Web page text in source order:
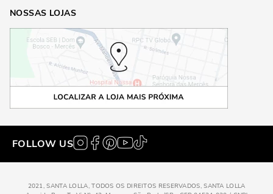
NOSSAS LOJAS
FOLLOW US
2021, SANTA LOLLA, TODOS OS DIREITOS RESERVADOS, SANTA LOLLA